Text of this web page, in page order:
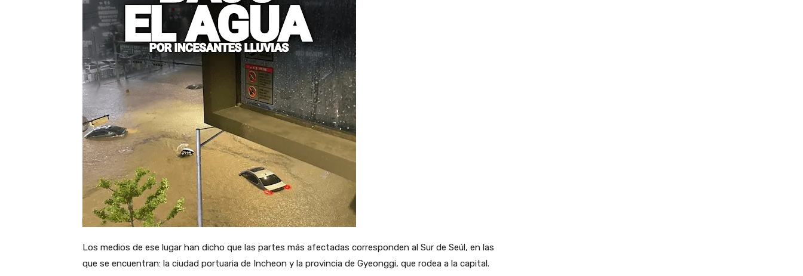
Los medios de ese lugar han dicho que las partes más afectadas corresponden al Sur de Seúl, en las
que se encuentran: la ciudad portuaria de Incheon y la provincia de Gyeonggi, que rodea a la capital.